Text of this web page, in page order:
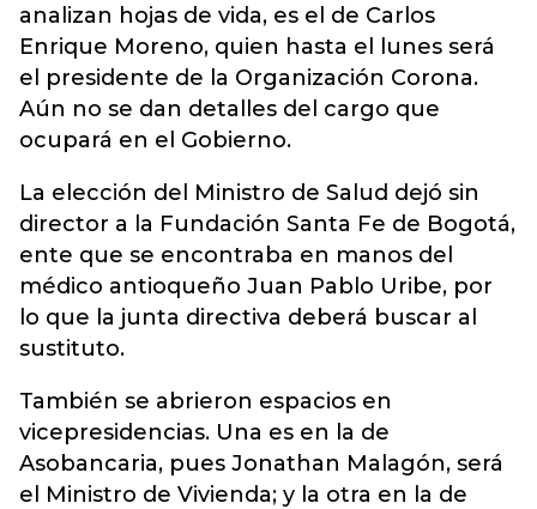
analizan hojas de vida, es el de Carlos
Enrique Moreno, quien hasta el lunes será
el presidente de la Organización Corona.
Aún no se dan detalles del cargo que
ocupará en el Gobierno.
La elección del Ministro de Salud dejó sin
director a la Fundación Santa Fe de Bogotá,
ente que se encontraba en manos del
médico antioqueño Juan Pablo Uribe, por
lo que la junta directiva deberá buscar al
sustituto.
También se abrieron espacios en
vicepresidencias. Una es en la de
Asobancaria, pues Jonathan Malagón, será
el Ministro de Vivienda; y la otra en la de